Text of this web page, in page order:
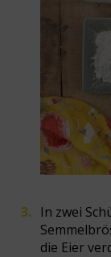
In zwei
die Eier